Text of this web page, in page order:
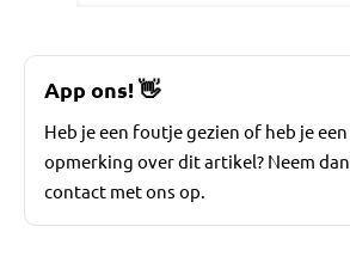
App ons!👋
Heb je een foutje gezien of heb je een
opmerking over dit artikel? Neem dan
contact met ons op.